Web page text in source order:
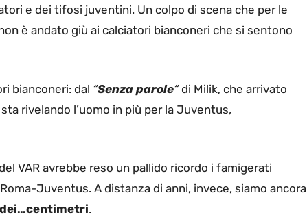
e dei tifosi juventini. Un colpo di scena che per le
è andato giù ai calciatori bianconeri che si sentono
bianconeri: dal “Senza parole“di Milik, che arrivato
rivelando l’uomo in più per la Juventus,
VAR avrebbe reso un pallido ricordo i famigerati
Juventus. A distanza di anni, invece, siamo ancora
.